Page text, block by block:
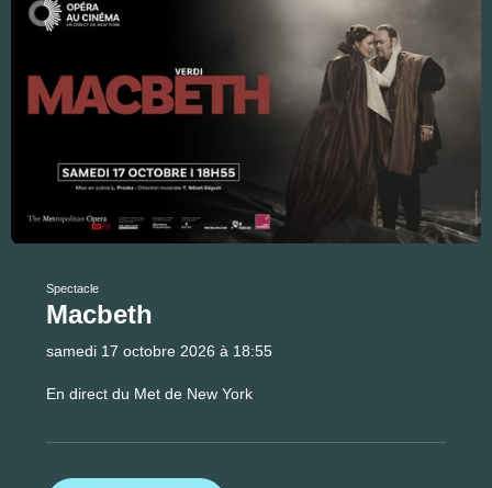
Spectacle
Macbeth
samedi 17 octobre 2026 à 18:55
En direct du Met de New York